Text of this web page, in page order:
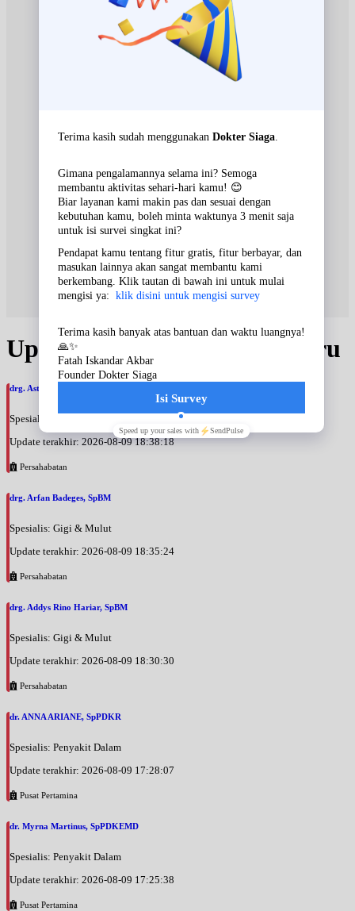
Update Jadwal Dokter terbaru
drg. Astri Hapsari, SpBM
Spesialis: Gigi & Mulut
Update terakhir: 2026-08-09 18:38:18
Persahabatan
drg. Arfan Badeges, SpBM
Spesialis: Gigi & Mulut
Update terakhir: 2026-08-09 18:35:24
Persahabatan
drg. Addys Rino Hariar, SpBM
Spesialis: Gigi & Mulut
Update terakhir: 2026-08-09 18:30:30
Persahabatan
dr. ANNA ARIANE, SpPDKR
Spesialis: Penyakit Dalam
Update terakhir: 2026-08-09 17:28:07
Pusat Pertamina
dr. Myrna Martinus, SpPDKEMD
Spesialis: Penyakit Dalam
Update terakhir: 2026-08-09 17:25:38
Pusat Pertamina